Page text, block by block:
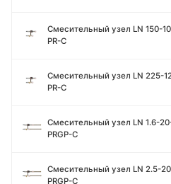
Смесительный узел LN 150-
PR-C
Смесительный узел LN 225-
PR-C
Смесительный узел LN 1.6-
PRGP-C
Смесительный узел LN 2.5-
PRGP-C